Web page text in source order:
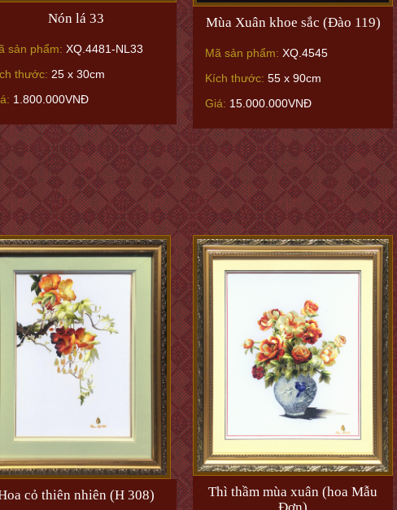
Nón lá 33
sản phẩm: XQ.4481-NL33
thước: 25 x 30cm
1.800.000VNĐ
Mùa Xuân khoe sắc (Đào 119)
Mã sản phẩm: XQ.4545
Kích thước: 55 x 90cm
Giá: 15.000.000VNĐ
cỏ thiên nhiên (H 308)
Thì thầm mùa xuân (hoa Mẫu